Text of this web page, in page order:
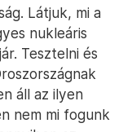
azÚj-
a
Jens
. Moszkva